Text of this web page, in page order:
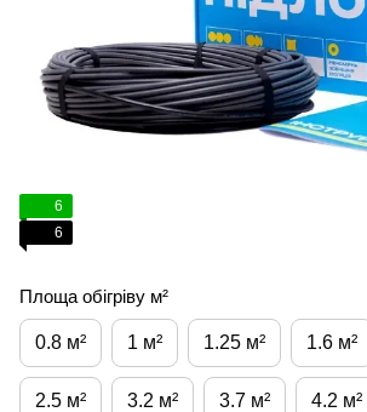
6
6
Площа обігріву м²
0.8 м² 1 м² 1.25 м² 1.6 м²
2.5 м² 3.2 м² 3.7 м² 4.2 м²